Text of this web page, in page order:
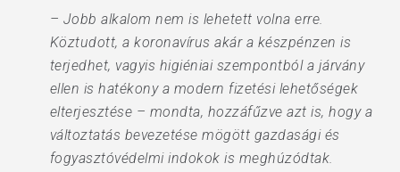
– Jobb alkalom nem is lehetett volna erre.
Köztudott, a koronavírus akár a készpénzen is
terjedhet, vagyis higiéniai szempontból a járvány
ellen is hatékony a modern fizetési lehetőségek
elterjesztése – mondta, hozzáfűzve azt is, hogy a
változtatás bevezetése mögött gazdasági és
fogyasztóvédelmi indokok is meghúzódtak.